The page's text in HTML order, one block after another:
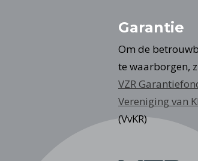
Garantie
Om de
te waarborgen,
VZR
Vereniging van
(VvKR)